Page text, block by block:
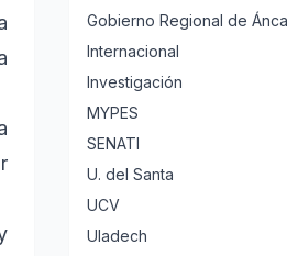
Gobierno Regional de
Internacional
Investigación
MYPES
SENATI
U. del Santa
UCV
Uladech